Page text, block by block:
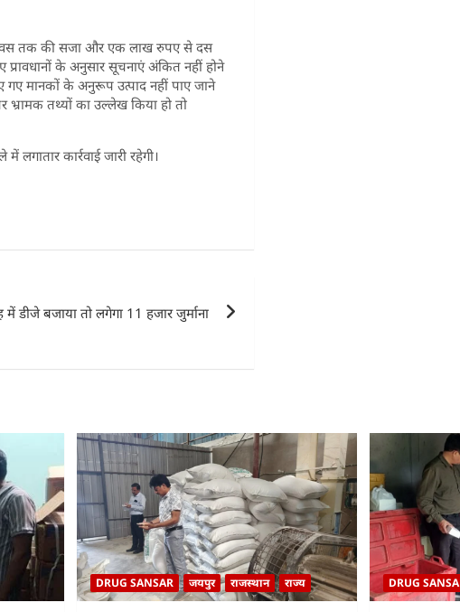
तक की सजा और एक लाख रुपए से दस
प्रावधानों के अनुसार सूचनाएं अंकित नहीं होने
गए मानकों के अनुरूप उत्पाद नहीं पाए जाने
भ्रामक तथ्यों का उल्लेख किया हो तो
कार्रवाई जारी रहेगी।
में डीजे बजाया तो लगेगा 11 हजार जुर्माना
DRUG SANSAR जयपुर राजस्थान राज्य DRUG